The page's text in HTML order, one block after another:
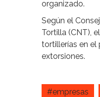
organizado.
Según el
Tortilla (CNT),
tortillerías en el
extorsiones.
#empresas